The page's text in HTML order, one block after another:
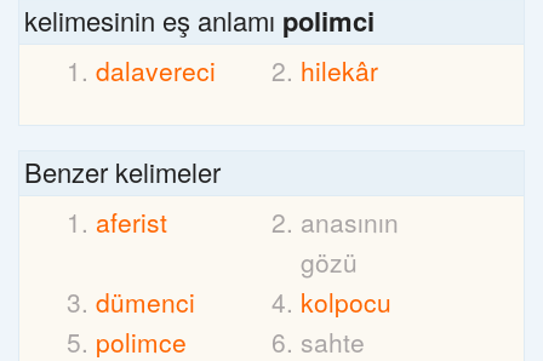
kelimesinin eş anlamı polimci
dalavereci hilekâr
Benzer kelimeler
aferist
anasının
gözü
dümenci
kolpocu
polimce
sahte